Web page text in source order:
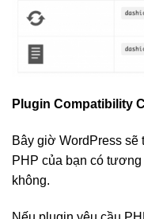
Plugin Compatibility
Bây giờ WordPress sẽ
PHP của bạn có
không.